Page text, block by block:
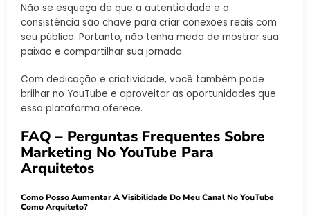
Não se esqueça de que a autenticidade e a
consistência são chave para criar conexões reais com
seu público. Portanto, não tenha medo de mostrar sua
paixão e compartilhar sua jornada.
Com dedicação e criatividade, você também pode
brilhar no YouTube e aproveitar as oportunidades que
essa plataforma oferece.
FAQ – Perguntas Frequentes Sobre
Marketing No YouTube Para
Arquitetos
Como Posso Aumentar A Visibilidade Do Meu Canal No YouTube
Como Arquiteto?